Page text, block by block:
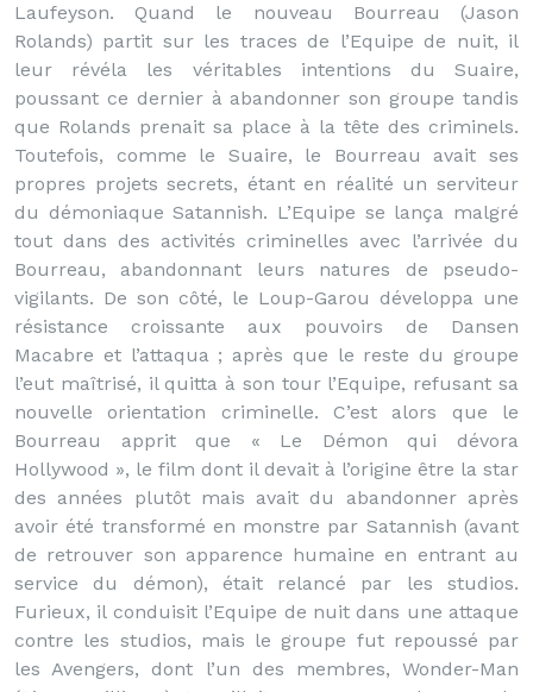
Laufeyson. Quand le nouveau Bourreau (Jason
Rolands) partit sur les traces de l’Equipe de nuit, il
leur révéla les véritables intentions du Suaire,
poussant ce dernier à abandonner son groupe tandis
que Rolands prenait sa place à la tête des criminels.
Toutefois, comme le Suaire, le Bourreau avait ses
propres projets secrets, étant en réalité un serviteur
du démoniaque Satannish. L’Equipe se lança malgré
tout dans des activités criminelles avec l’arrivée du
Bourreau, abandonnant leurs natures de pseudo-
vigilants. De son côté, le Loup-Garou développa une
résistance croissante aux pouvoirs de Dansen
Macabre et l’attaqua ; après que le reste du groupe
l’eut maîtrisé, il quitta à son tour l’Equipe, refusant sa
nouvelle orientation criminelle. C’est alors que le
Bourreau apprit que « Le Démon qui dévora
Hollywood », le film dont il devait à l’origine être la star
des années plutôt mais avait du abandonner après
avoir été transformé en monstre par Satannish (avant
de retrouver son apparence humaine en entrant au
service du démon), était relancé par les studios.
Furieux, il conduisit l’Equipe de nuit dans une attaque
contre les studios, mais le groupe fut repoussé par
les Avengers, dont l’un des membres, Wonder-Man